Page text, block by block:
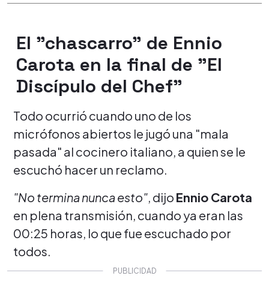
El "chascarro" de Ennio
Carota en la final de "El
Discípulo del Chef"
Todo ocurrió cuando uno de los
micrófonos abiertos le jugó una "mala
pasada" al cocinero italiano, a quien se le
escuchó hacer un reclamo.
"No termina nunca esto", dijo Ennio Carota
en plena transmisión, cuando ya eran las
00:25 horas, lo que fue escuchado por
todos.